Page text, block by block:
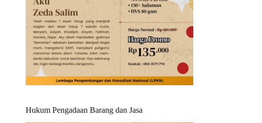
Hukum Pengadaan Barang dan Jasa